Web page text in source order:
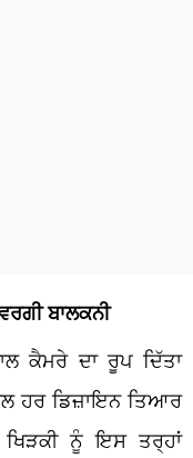
ਬਾਲਕਨੀ
ਕੈਮਰੇ ਦਾ ਰੂਪ ਦਿੱਤਾ
ਹਰ ਡਿਜ਼ਾਇਨ ਤਿਆਰ
ਨੂੰ ਇਸ ਤਰ੍ਹਾਂ